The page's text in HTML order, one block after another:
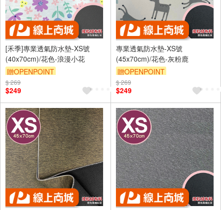
[禾季]專業透氣防水墊-XS號
(40x70cm)/花色-浪漫小花
贈OPENPOINT
訂單滿 2000 元折抵 100元
（運費不算在 2000 元的範圍
內）
訂單滿699享9折
$ 269
$249
專業透氣防水墊-XS號
(45x70cm)/花色-灰粉鹿
贈OPENPOINT
訂單滿 2000 元折抵 100元
（運費不算在 2000 元的範圍
內）
訂單滿699享9折
$ 269
$249